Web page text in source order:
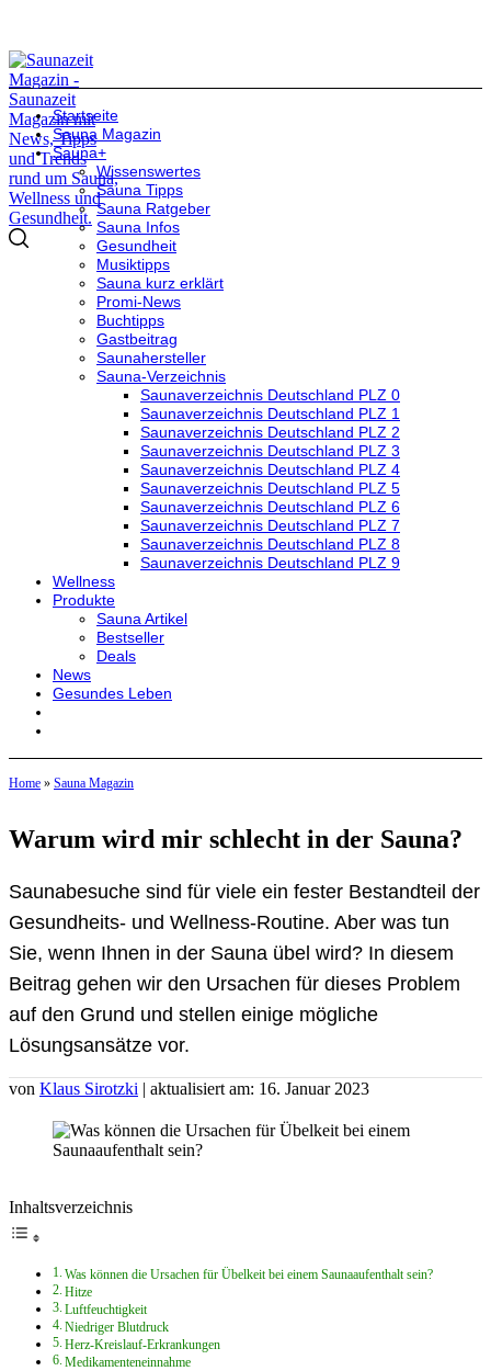
Startseite
Sauna Magazin
Sauna+
Wissenswertes
Sauna Tipps
Sauna Ratgeber
Sauna Infos
Gesundheit
Musiktipps
Sauna kurz erklärt
Promi-News
Buchtipps
Gastbeitrag
Saunahersteller
Sauna-Verzeichnis
Saunaverzeichnis Deutschland PLZ 0
Saunaverzeichnis Deutschland PLZ 1
Saunaverzeichnis Deutschland PLZ 2
Saunaverzeichnis Deutschland PLZ 3
Saunaverzeichnis Deutschland PLZ 4
Saunaverzeichnis Deutschland PLZ 5
Saunaverzeichnis Deutschland PLZ 6
Saunaverzeichnis Deutschland PLZ 7
Saunaverzeichnis Deutschland PLZ 8
Saunaverzeichnis Deutschland PLZ 9
Wellness
Produkte
Sauna Artikel
Bestseller
Deals
News
Gesundes Leben
Home » Sauna Magazin
Warum wird mir schlecht in der Sauna?
Saunabesuche sind für viele ein fester Bestandteil der
Gesundheits- und Wellness-Routine. Aber was tun
Sie, wenn Ihnen in der Sauna übel wird? In diesem
Beitrag gehen wir den Ursachen für dieses Problem
auf den Grund und stellen einige mögliche
Lösungsansätze vor.
von Klaus Sirotzki | aktualisiert am: 16. Januar 2023
Inhaltsverzeichnis
Was können die Ursachen für Übelkeit bei einem Saunaaufenthalt sein?
Hitze
Luftfeuchtigkeit
Niedriger Blutdruck
Herz-Kreislauf-Erkrankungen
Medikamenteneinnahme